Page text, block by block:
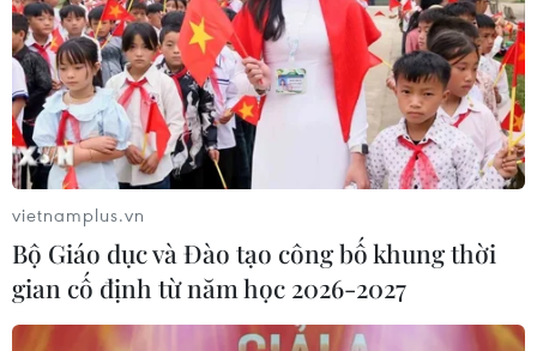
vietnamplus.vn
Bộ Giáo dục và Đào tạo công bố khung thời
gian cố định từ năm học 2026-2027